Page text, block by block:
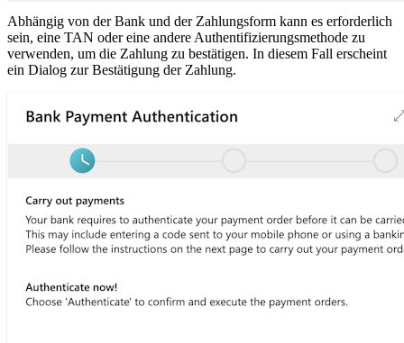
Abhängig von der Bank und der Zahlungsform kann es erforderlich
sein, eine TAN oder eine andere Authentifizierungsmethode zu
verwenden, um die Zahlung zu bestätigen. In diesem Fall erscheint
ein Dialog zur Bestätigung der Zahlung.